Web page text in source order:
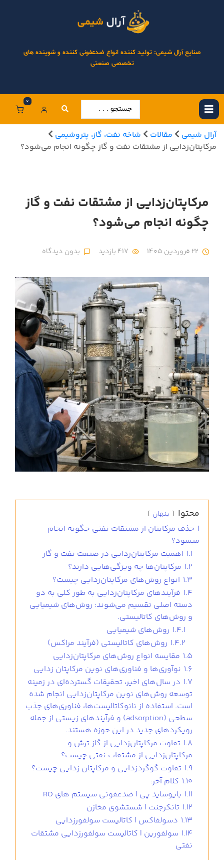
صنایع آرال شیمی: تولید کننده انواع ضدعفونی کننده و شوینده های
تخصصی صنعتی
0
آرال شیمی مقالات
شاخه نفت، گاز، پتروشیمی
مرکاپتان‌زدایی از مشتقات نفت و گاز چگونه انجام می‌شود؟
مرکاپتان‌زدایی از مشتقات نفت و گاز
چگونه انجام می‌شود؟
بدون دیدگاه
محتوا پنهان
1 حذف مرکاپتان از مشتقات نفتی چگونه انجام
میشود؟
1.1 اهمیت مرکاپتان‌زدایی در صنعت نفت و گاز
1.2 مرکاپتان‌ها چه ویژگی‌هایی دارند؟
1.3 انواع روش‌های مرکاپتان‌زدایی چیست؟
1.4 فرآیندهای مرکاپتان‌زدایی به طور کلی به دو
دسته اصلی تقسیم می‌شوند: روش‌های شیمیایی
و روش‌های کاتالیستی.
1.4.1 روش‌های شیمیایی
1.4.2 روش‌های کاتالیستی (فرآیند مراکس)
1.5 مقایسه انواع روش‌های مرکاپتان‌زدایی
1.6 نوآوری‌ها و فناوری‌های نوین مرکاپتان زدایی
1.7 در سال‌های اخیر، تحقیقات گسترده‌ای در زمینه
توسعه روش‌های نوین مرکاپتان‌زدایی انجام شده
است. استفاده از نانوکاتالیست‌ها، فناوری‌های جذب
سطحی (adsorption) و فرآیندهای زیستی از جمله
رویکردهای جدید در این حوزه هستند.
1.8 تفاوت مرکاپتان‌زدایی از گاز ترش و
مرکاپتان‌زدایی از مشتقات نفتی چیست؟
1.9 تفاوت گوگردزدایی و مرکاپتان زدایی چیست؟
1.10 کلام آخر:
1.11 بایوساید پی | ضدعفونی سیستم های RO
1.12 تانکرجنت | شستشوی مخازن
1.13 دسولفاکس | کاتالیست سولفورزدایی
1.14 سولفورین | کاتالیست سولفورزدایی مشتقات
نفتی